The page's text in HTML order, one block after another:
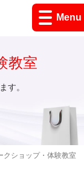
Menu
クショップ・体験教室
教室
す。